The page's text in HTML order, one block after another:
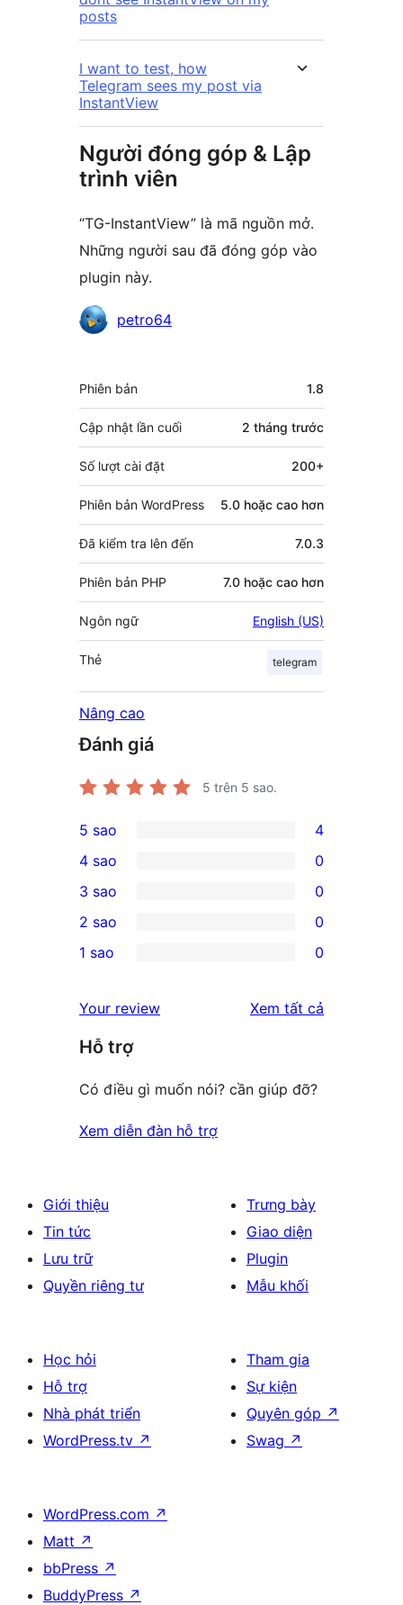
posts
I want to test, how
Telegram sees my post via
InstantView
Người đóng góp & Lập
trình viên
“TG-InstantView” là mã nguồn mở.
Những người sau đã đóng góp vào
plugin này.
Những
góp
petro64
Meta
Phiên bản 1.8
Cập nhật lần cuối 2 tháng trước
Số lượt cài đặt 200+
Phiên bản WordPress 5.0 hoặc cao hơn
Đã kiểm tra lên đến 7.0.3
Phiên bản PHP 7.0 hoặc cao hơn
Ngôn ngữ English (US)
Thẻ telegram
Nâng cao
Đánh giá
5 trên 5 sao.
4
5-
star
reviews
5 sao 4
4-
star
reviews
4 sao 0
0
3-
star
3 sao 0
2-
reviews
2 sao 0
star
reviews
1 sao 0
Your review Xem tất cả
Hỗ trợ
Có điều gì muốn nói? cần giúp đỡ?
Xem diễn đàn hỗ trợ
Giới thiệu
Tin tức
Lưu trữ
Quyền riêng tư
Trưng bày
Giao diện
Plugin
Mẫu khối
Học hỏi
Hỗ trợ
Nhà phát triển
WordPress.tv ↗
Tham gia
Sự kiện
Quyên góp ↗
Swag ↗
WordPress.com ↗
Matt ↗
bbPress ↗
BuddyPress ↗